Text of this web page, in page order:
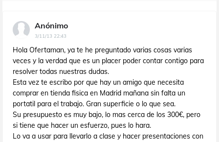
Anónimo
3/11/13 22:43
Hola Ofertaman, ya te he preguntado varias cosas varias
veces y la verdad que es un placer poder contar contigo para
resolver todas nuestras dudas.
Esta vez te escribo por que hay un amigo que necesita
comprar en tienda fisica en Madrid mañana sin falta un
portatil para el trabajo. Gran superficie o lo que sea.
Su presupuesto es muy bajo, lo mas cerca de los 300€, pero
si tiene que hacer un esfuerzo, pues lo hara.
Lo va a usar para llevarlo a clase y hacer presentaciones con